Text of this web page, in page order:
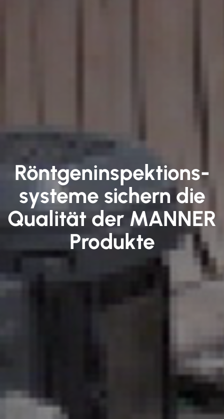
Röntgen­inspektions­
systeme sichern die
Qualität der MANNER
Produkte